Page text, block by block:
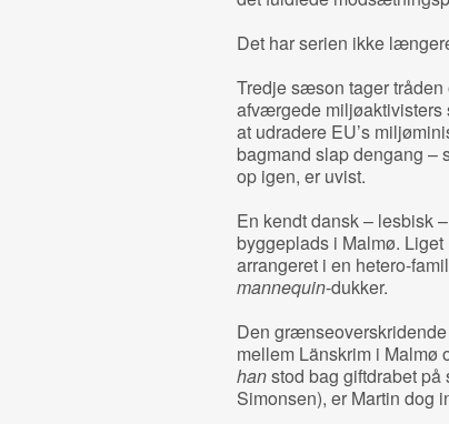
Det har serien ikke
Tredje sæson tager tråden
afværgede miljøaktivisters
at udradere EU’s
bagmand slap dengang –
op igen, er uvist.
En kendt dansk – lesbisk
byggeplads i Malmø.
arrangeret i en hetero-
mannequin-dukker.
Den
mellem Länskrim i Malmø
hanstod bag giftdrabet på
Simonsen), er Martin dog